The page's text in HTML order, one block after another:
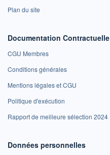
Plan du site
Documentation Contractuelle
CGU Membres
Conditions générales
Mentions légales et CGU
Politique d'exécution
Rapport de meilleure sélection 2024
Données personnelles